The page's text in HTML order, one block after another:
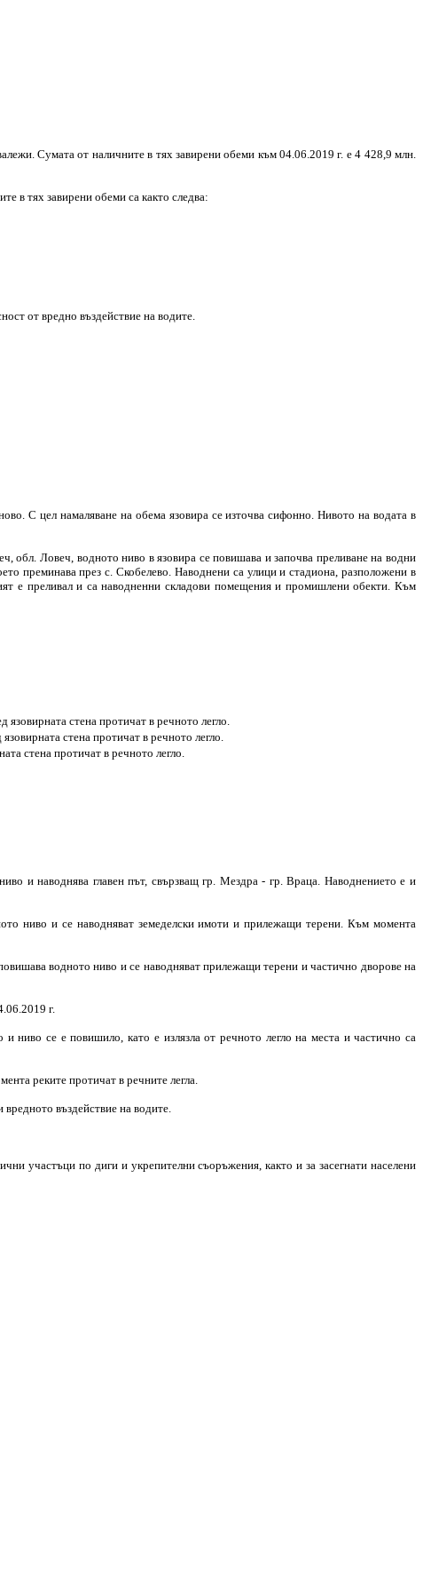
Сумата от наличните в тях завирени обеми към 04.06.2019 г. е 4 428,9 млн.
в тях завирени обеми са както следва:
от вредно въздействие на водите.
С цел намаляване на обема язовира се източва сифонно. Нивото на водата в
обл. Ловеч, водното ниво в язовира се повишава и започва преливане на водни
преминава през с. Скобелево. Наводнени са улици и стадиона, разположени в
е преливал и са наводненни складови помещения и промишлени обекти. Към
стена протичат в речното легло.
стена протичат в речното легло.
стена протичат в речното легло.
и наводнява главен път, свързващ гр. Мездра - гр. Враца. Наводнението е и
ниво и се наводняват земеделски имоти и прилежащи терени. Към момента
водното ниво и се наводняват прилежащи терени и частично дворове на
г.
ниво се е повишило, като е излязла от речното легло на места и частично са
реките протичат в речните легла.
въздействие на водите.
участъци по диги и укрепителни съоръжения, както и за засегнати населени